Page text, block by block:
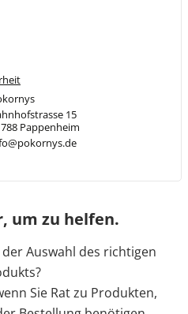
15
Pappenheim
um zu helfen.
Auswahl des richtigen
Sie Rat zu Produkten,